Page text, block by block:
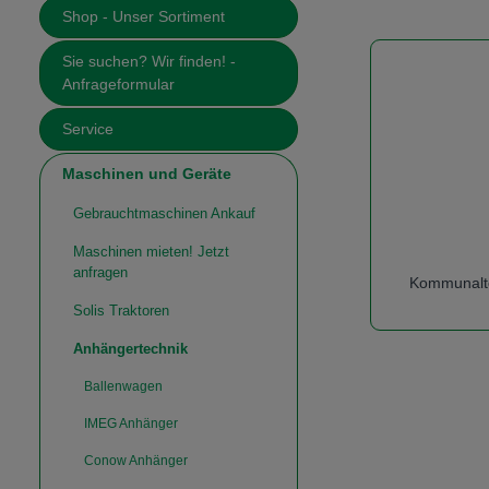
Shop - Unser Sortiment
Sie suchen? Wir finden! -
Anfrageformular
Service
Maschinen und Geräte
Gebrauchtmaschinen Ankauf
Maschinen mieten! Jetzt
anfragen
Solis Traktoren
Anhängertechnik
Ballenwagen
IMEG Anhänger
Conow Anhänger